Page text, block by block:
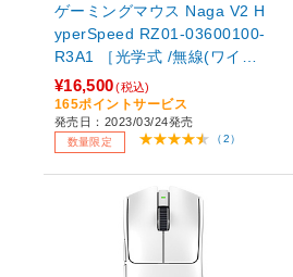
ゲーミングマウス Naga V2 H
yperSpeed RZ01-03600100-
R3A1 ［光学式 /無線(ワイヤ
レス) /21ボタン /Bluetooth・
USB］ 【sof001】
¥16,500(税込)
165ポイントサービス
発売日：2023/03/24発売
数量限定 （2）